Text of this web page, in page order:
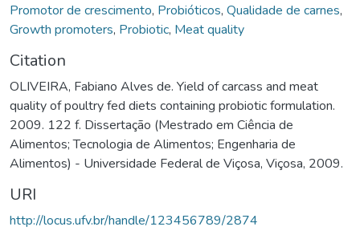
Promotor de crescimento, Probióticos, Qualidade de carnes,
Growth promoters, Probiotic, Meat quality
Citation
OLIVEIRA, Fabiano Alves de. Yield of carcass and meat
quality of poultry fed diets containing probiotic formulation.
2009. 122 f. Dissertação (Mestrado em Ciência de
Alimentos; Tecnologia de Alimentos; Engenharia de
Alimentos) - Universidade Federal de Viçosa, Viçosa, 2009.
URI
http://locus.ufv.br/handle/123456789/2874